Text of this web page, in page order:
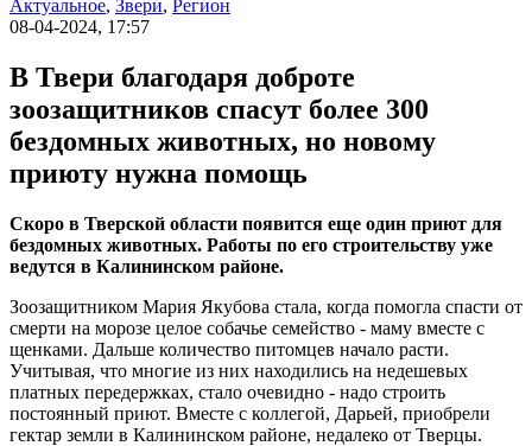
Актуальное, Звери, Регион
08-04-2024, 17:57
В Твери благодаря доброте
зоозащитников спасут более 300
бездомных животных, но новому
приюту нужна помощь
Скоро в Тверской области появится еще один приют для
бездомных животных. Работы по его строительству уже
ведутся в Калининском районе.
Зоозащитником Мария Якубова стала, когда помогла спасти от
смерти на морозе целое собачье семейство - маму вместе с
щенками. Дальше количество питомцев начало расти.
Учитывая, что многие из них находились на недешевых
платных передержках, стало очевидно - надо строить
постоянный приют. Вместе с коллегой, Дарьей, приобрели
гектар земли в Калининском районе, недалеко от Тверцы.